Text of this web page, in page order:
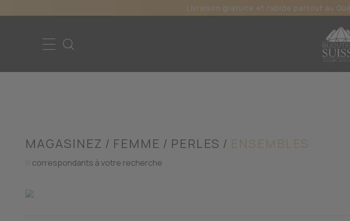
Livraison gratuite et rapide partout au
MAGASINEZ FEMME PERLES ENSEMBLES
6 correspondants à votre recherche